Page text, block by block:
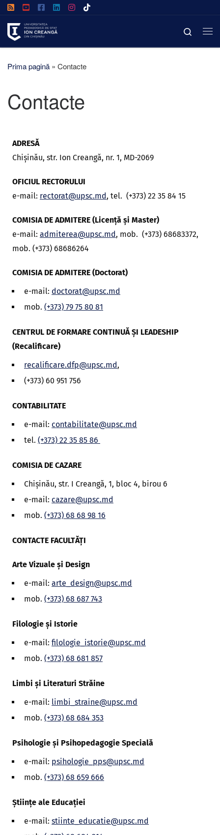
Afișează întregul conținut
Search
Prima pagină » Contacte
Contacte
ADRESĂ
Chișinău, str. Ion Creangă, nr. 1, MD-2069
OFICIUL RECTORULUI
e-mail: rectorat@upsc.md, tel. (+373) 22 35 84 15
COMISIA DE ADMITERE (Licență și Master)
e-mail: admiterea@upsc.md, mob. (+373) 68683372,
mob. (+373) 68686264
COMISIA DE ADMITERE (Doctorat)
e-mail: doctorat@upsc.md
mob. (+373) 79 75 80 81
CENTRUL DE FORMARE CONTINUĂ ȘI LEADESHIP
(Recalificare)
recalificare.dfp@upsc.md,
(+373) 60 951 756
CONTABILITATE
e-mail: contabilitate@upsc.md
tel. (+373) 22 35 85 86
COMISIA DE CAZARE
Chișinău, str. I Creangă, 1, bloc 4, birou 6
e-mail: cazare@upsc.md
mob. (+373) 68 68 98 16
CONTACTE FACULTĂȚI
Arte Vizuale și Design
e-mail: arte_design@upsc.md
mob. (+373) 68 687 743
Filologie și Istorie
e-mail: filologie_istorie@upsc.md
mob. (+373) 68 681 857
Limbi și Literaturi Străine
e-mail: limbi_straine@upsc.md
mob. (+373) 68 684 353
Psihologie și Psihopedagogie Specială
e-mail: psihologie_pps@upsc.md
mob. (+373) 68 659 666
Științe ale Educației
e-mail: stiinte_educatie@upsc.md